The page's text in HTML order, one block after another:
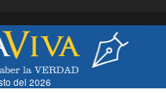
navigation
del 2026